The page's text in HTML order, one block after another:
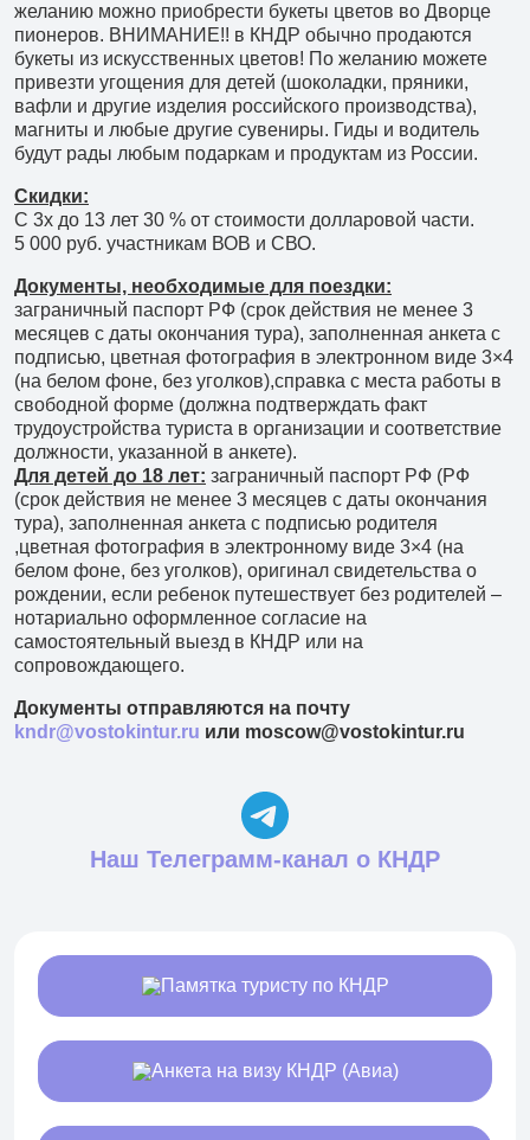
желанию можно приобрести букеты цветов во Дворце
пионеров. ВНИМАНИЕ!! в КНДР обычно продаются
букеты из искусственных цветов! По желанию можете
привезти угощения для детей (шоколадки, пряники,
вафли и другие изделия российского производства),
магниты и любые другие сувениры. Гиды и водитель
будут рады любым подаркам и продуктам из России.
Скидки:
С 3х до 13 лет 30 % от стоимости долларовой части.
5 000 руб. участникам ВОВ и СВО.
Документы, необходимые для поездки:
заграничный паспорт РФ (срок действия не менее 3
месяцев с даты окончания тура), заполненная анкета с
подписью, цветная фотография в электронном виде 3×4
(на белом фоне, без уголков),справка с места работы в
свободной форме (должна подтверждать факт
трудоустройства туриста в организации и соответствие
должности, указанной в анкете).
Для детей до 18 лет: заграничный паспорт РФ (РФ
(срок действия не менее 3 месяцев с даты окончания
тура), заполненная анкета с подписью родителя
,цветная фотография в электронному виде 3×4 (на
белом фоне, без уголков), оригинал свидетельства о
рождении, если ребенок путешествует без родителей –
нотариально оформленное согласие на
самостоятельный выезд в КНДР или на
сопровождающего.
Документы отправляются на почту
kndr@vostokintur.ru или moscow@vostokintur.ru
Наш Телеграмм-канал о КНДР
Памятка туристу по КНДР
Анкета на визу КНДР (Авиа)